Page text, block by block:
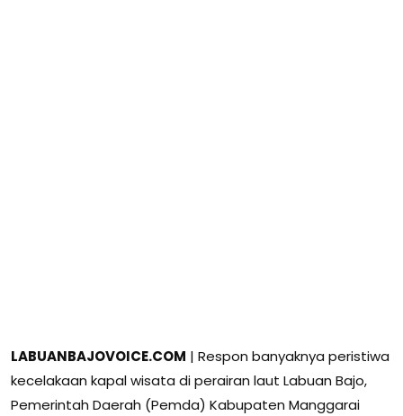
LABUANBAJOVOICE.COM | Respon banyaknya peristiwa
kecelakaan kapal wisata di perairan laut Labuan Bajo,
Pemerintah Daerah (Pemda) Kabupaten Manggarai